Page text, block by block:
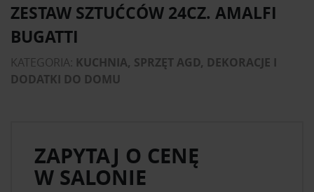
ZESTAW SZTUĆCÓW 24CZ. AMALFI
BUGATTI
KATEGORIA: KUCHNIA, SPRZĘT AGD, DEKORACJE I
DODATKI DO DOMU
ZAPYTAJ O CENĘ
W SALONIE